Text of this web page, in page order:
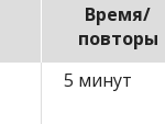
Время/
повторы
5 минут